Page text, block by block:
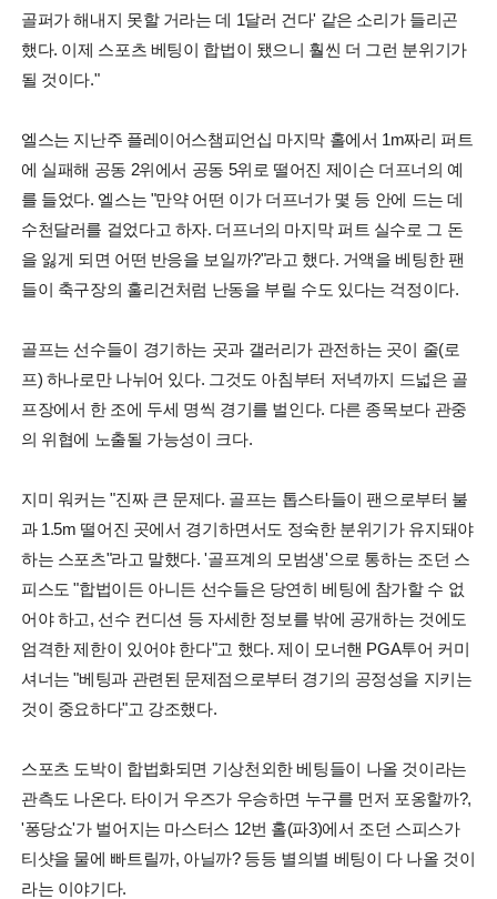
골퍼가 해내지 못할 거라는 데 1달러 건다' 같은 소리가 들리곤
했다. 이제 스포츠 베팅이 합법이 됐으니 훨씬 더 그런 분위기가
될 것이다."
엘스는 지난주 플레이어스챔피언십 마지막 홀에서 1m짜리 퍼트
에 실패해 공동 2위에서 공동 5위로 떨어진 제이슨 더프너의 예
를 들었다. 엘스는 "만약 어떤 이가 더프너가 몇 등 안에 드는 데
수천달러를 걸었다고 하자. 더프너의 마지막 퍼트 실수로 그 돈
을 잃게 되면 어떤 반응을 보일까?"라고 했다. 거액을 베팅한 팬
들이 축구장의 훌리건처럼 난동을 부릴 수도 있다는 걱정이다.
골프는 선수들이 경기하는 곳과 갤러리가 관전하는 곳이 줄(로
프) 하나로만 나뉘어 있다. 그것도 아침부터 저녁까지 드넓은 골
프장에서 한 조에 두세 명씩 경기를 벌인다. 다른 종목보다 관중
의 위협에 노출될 가능성이 크다.
지미 워커는 "진짜 큰 문제다. 골프는 톱스타들이 팬으로부터 불
과 1.5m 떨어진 곳에서 경기하면서도 정숙한 분위기가 유지돼야
하는 스포츠"라고 말했다. '골프계의 모범생'으로 통하는 조던 스
피스도 "합법이든 아니든 선수들은 당연히 베팅에 참가할 수 없
어야 하고, 선수 컨디션 등 자세한 정보를 밖에 공개하는 것에도
엄격한 제한이 있어야 한다"고 했다. 제이 모너핸 PGA투어 커미
셔너는 "베팅과 관련된 문제점으로부터 경기의 공정성을 지키는
것이 중요하다"고 강조했다.
스포츠 도박이 합법화되면 기상천외한 베팅들이 나올 것이라는
관측도 나온다. 타이거 우즈가 우승하면 누구를 먼저 포옹할까?,
'퐁당쇼'가 벌어지는 마스터스 12번 홀(파3)에서 조던 스피스가
티샷을 물에 빠트릴까, 아닐까? 등등 별의별 베팅이 다 나올 것이
라는 이야기다.